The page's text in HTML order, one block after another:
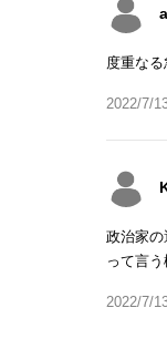
度重な
2022/7/
政治家
って言
2022/7/